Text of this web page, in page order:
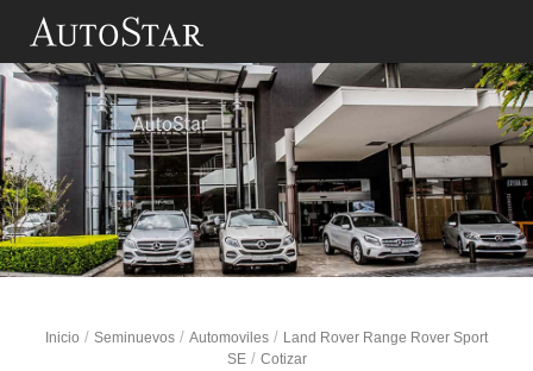
Saltar al contenido principal
Cotizacion
Inicio / Seminuevos / Automoviles / Land Rover Range Rover Sport
SE / Cotizar